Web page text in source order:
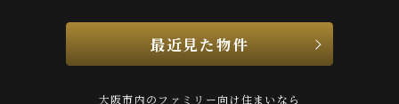
最近見た物件
大阪市内のファミリー向け住まいなら